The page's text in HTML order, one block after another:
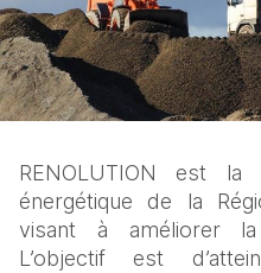
RENOLUTION est la
énergétique de la
visant à améliorer
L’objectif est